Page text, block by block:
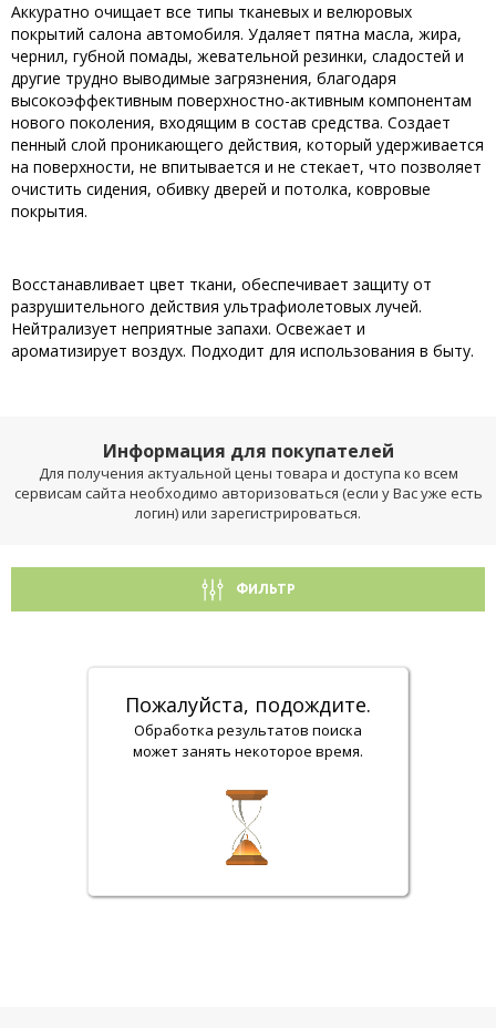
Аккуратно очищает все типы тканевых и велюровых
покрытий салона автомобиля. Удаляет пятна масла, жира,
чернил, губной помады, жевательной резинки, сладостей и
другие трудно выводимые загрязнения, благодаря
высокоэффективным поверхностно-активным компонентам
нового поколения, входящим в состав средства. Создает
пенный слой проникающего действия, который удерживается
на поверхности, не впитывается и не стекает, что позволяет
очистить сидения, обивку дверей и потолка, ковровые
покрытия.
Восстанавливает цвет ткани, обеспечивает защиту от
разрушительного действия ультрафиолетовых лучей.
Нейтрализует неприятные запахи. Освежает и
ароматизирует воздух. Подходит для использования в быту.
Информация для покупателей
Для получения актуальной цены товара и доступа ко всем
сервисам сайта необходимо авторизоваться (если у Вас уже есть
логин) или зарегистрироваться.
ФИЛЬТР
Пожалуйста, подождите.
Обработка результатов поиска
может занять некоторое время.